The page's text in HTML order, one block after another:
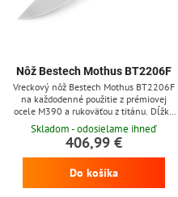
Nôž Bestech Mothus BT2206F
Vreckový nôž Bestech Mothus BT2206F
na každodenné použitie z prémiovej
ocele M390 a rukoväťou z titánu. Dĺžka
čepele je 8,8 cm.
Skladom - odosielame ihneď
406,99 €
Do košíka